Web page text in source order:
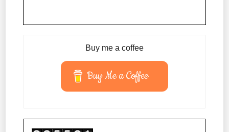
Buy me a coffee
Buy Me a Coffee